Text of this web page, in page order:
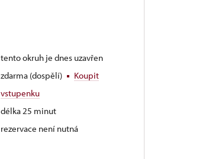
tento okruh je dnes uzavřen
zdarma (dospělí)
Koupit
vstupenku
délka 25 minut
rezervace není nutná